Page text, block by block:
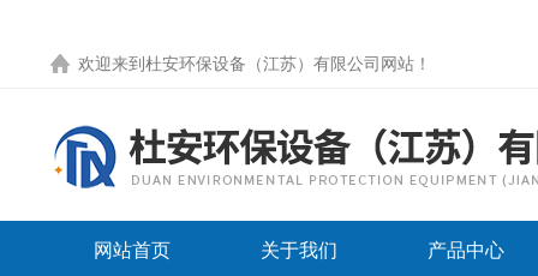
欢迎来到 杜安环保设备（江苏）有限公司网站 ！
网站首页 关于我们 产品中心